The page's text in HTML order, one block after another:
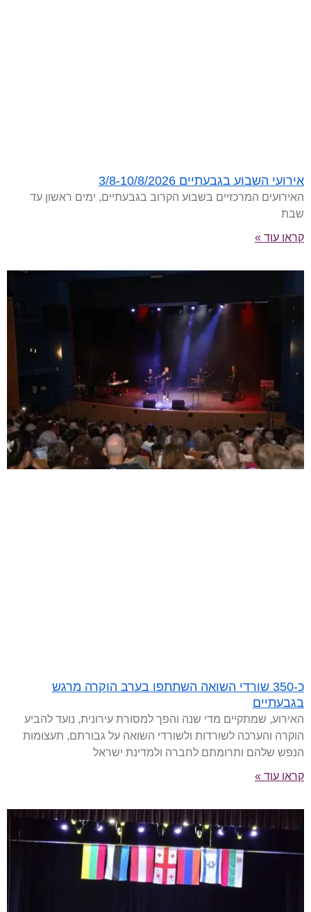
אירועי השבוע בגבעתיים 3/8-10/8/2026
האירועים המרכזיים בשבוע הקרוב בגבעתיים, ימים ראשון עד
שבת
קראו עוד »
כ-350 שורדי השואה השתתפו בערב הוקרה מרגש
בגבעתיים
האירוע, שמתקיים מדי שנה והפך למסורת עירונית, נועד להביע
הוקרה והערכה לשורדות ולשורדי השואה על גבורתם, תעצומות
הנפש שלהם ותרומתם לחברה ולמדינת ישראל
קראו עוד »